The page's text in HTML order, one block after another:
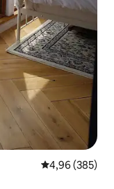
4,96 de uma
4,96 (385)